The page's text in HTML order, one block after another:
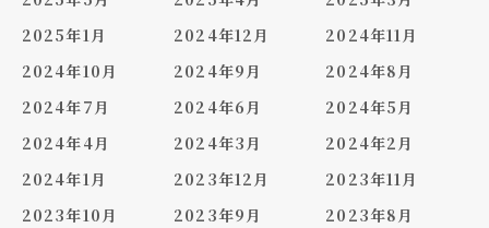
2025年1月
2024年12月
2024年11月
2024年10月
2024年9月
2024年8月
2024年7月
2024年6月
2024年5月
2024年4月
2024年3月
2024年2月
2024年1月
2023年12月
2023年11月
2023年10月
2023年9月
2023年8月